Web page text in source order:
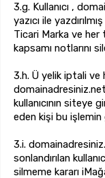
3.g. Kullanıcı ,
yazıcı ile
Ticari Marka ve her
kapsamı notlarını
3.h. Ü yelik iptali ve
kullanıcının siteye
eden kişi bu işlemin
3.i.
sonlandırılan
silmeme kararı